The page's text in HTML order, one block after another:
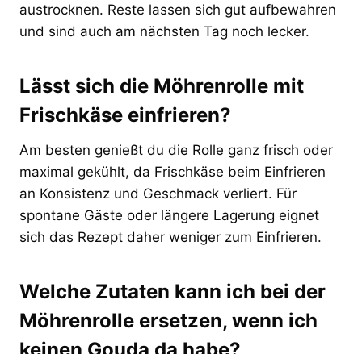
austrocknen. Reste lassen sich gut aufbewahren
und sind auch am nächsten Tag noch lecker.
Lässt sich die Möhrenrolle mit
Frischkäse einfrieren?
Am besten genießt du die Rolle ganz frisch oder
maximal gekühlt, da Frischkäse beim Einfrieren
an Konsistenz und Geschmack verliert. Für
spontane Gäste oder längere Lagerung eignet
sich das Rezept daher weniger zum Einfrieren.
Welche Zutaten kann ich bei der
Möhrenrolle ersetzen, wenn ich